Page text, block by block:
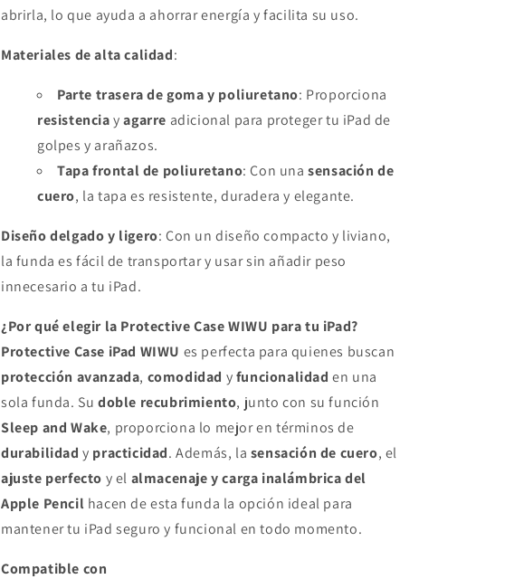
abrirla, lo que ayuda a ahorrar energía y facilita su uso.
Materiales de alta calidad:
Parte trasera de goma y poliuretano: Proporciona
resistenciayagarre adicional para proteger tu iPad de
golpes y arañazos.
Tapa frontal de poliuretano: Con unasensación de
cuero, la tapa es resistente, duradera y elegante.
Diseño delgado y ligero: Con un diseño compacto y liviano,
la funda es fácil de transportar y usar sin añadir peso
innecesario a tu iPad.
¿Por qué elegir la Protective Case WIWU para tu iPad?
Protective Case iPad WIWU es perfecta para quienes buscan
protección avanzada, comodidad yfuncionalidad en una
sola funda. Su doble recubrimiento, junto con su función
Sleep and Wake, proporciona lo mejor en términos de
durabilidad y practicidad. Además, la sensación de cuero, el
ajuste perfecto y el almacenaje y carga inalámbrica del
Apple Pencil hacen de esta funda la opción ideal para
mantener tu iPad seguro y funcional en todo momento.
Compatible con